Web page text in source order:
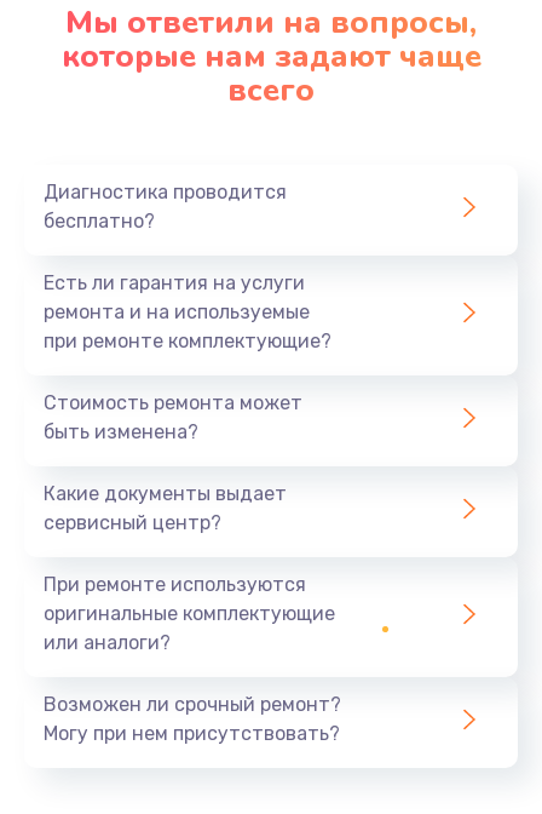
Мы ответили на вопросы,
которые нам задают чаще
всего
Диагностика проводится
бесплатно?
Есть ли гарантия на услуги
ремонта и на используемые
при ремонте комплектующие?
Стоимость ремонта может
быть изменена?
Какие документы выдает
сервисный центр?
При ремонте используются
оригинальные комплектующие
или аналоги?
Возможен ли срочный ремонт?
Могу при нем присутствовать?